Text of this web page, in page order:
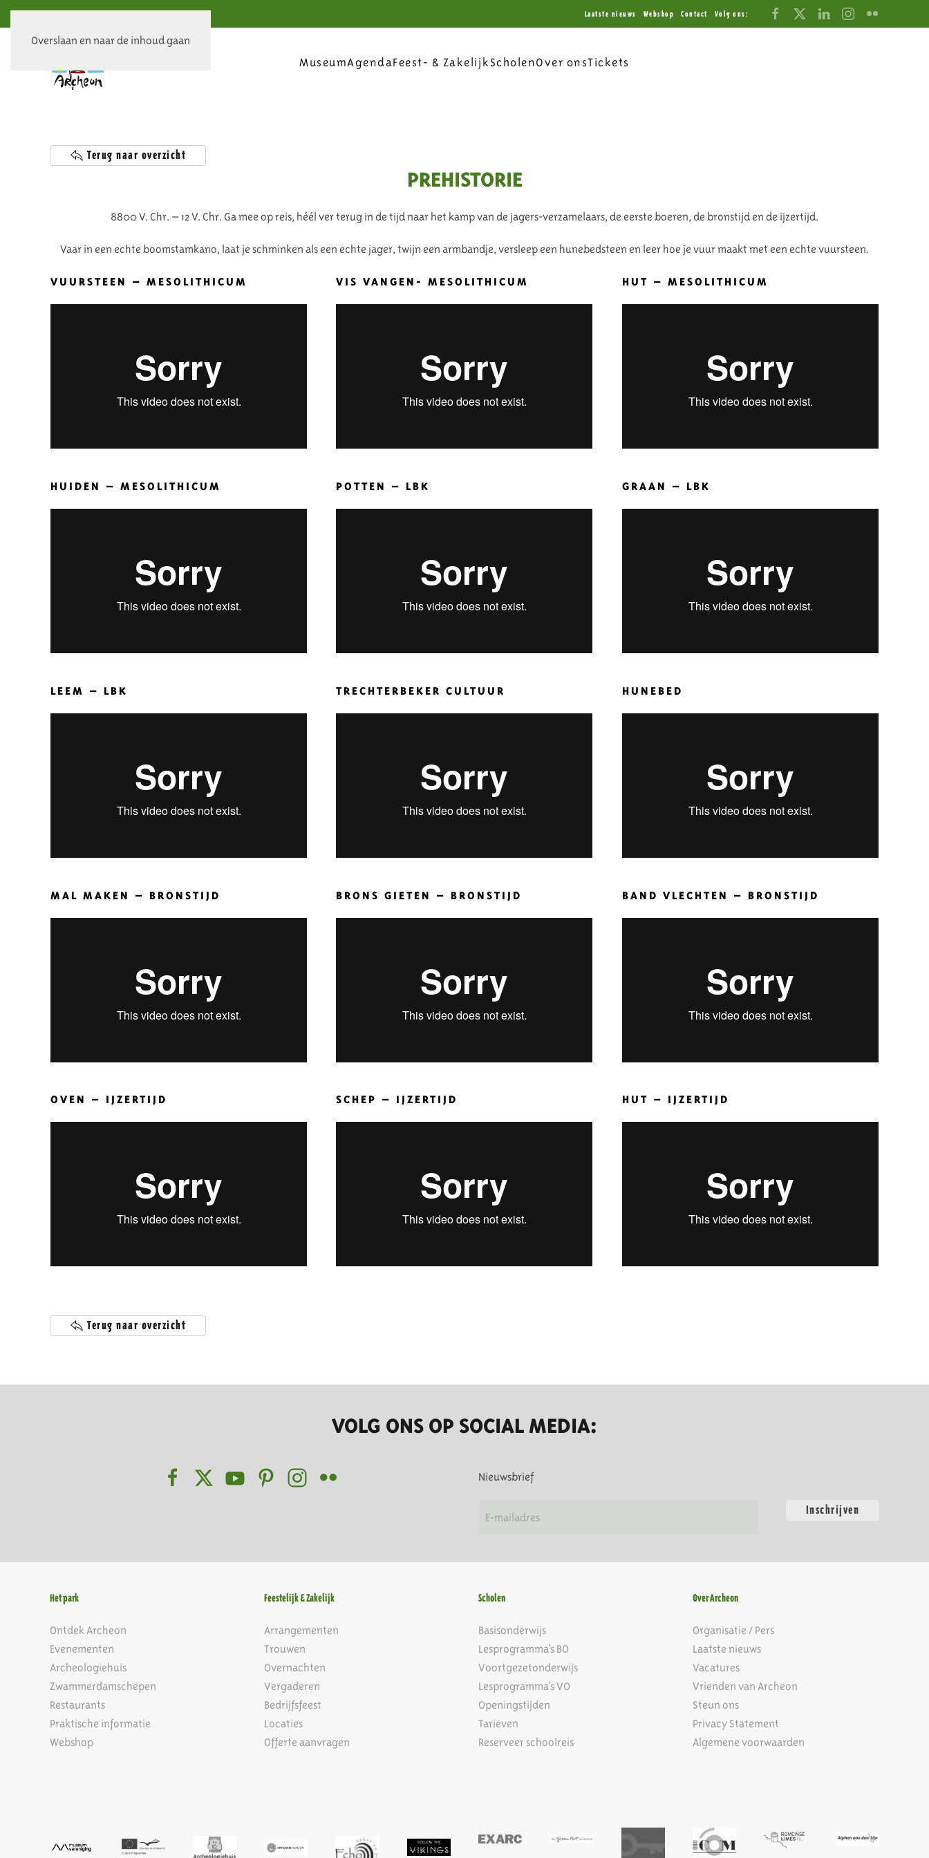
Overslaan en naar de inhoud gaan
Laatste nieuws Webshop Contact Volg ons:
MuseumAgendaFeest- & Zakelijk ScholenOver onsTickets
Terug naar overzicht
PREHISTORIE
8800 V. Chr. – 12 V. Chr. Ga mee op reis, héél ver terug in de tijd naar het kamp van de jagers-verzamelaars, de eerste boeren, de bronstijd en de ijzertijd.
Vaar in een echte boomstamkano, laat je schminken als een echte jager, twijn een armbandje, versleep een hunebedsteen en leer hoe je vuur maakt met een echte vuursteen.
VUURSTEEN – MESOLITHICUM VIS VANGEN- MESOLITHICUM HUT – MESOLITHICUM
HUIDEN – MESOLITHICUM POTTEN – LBK GRAAN – LBK
LEEM – LBK TRECHTERBEKER CULTUUR HUNEBED
MAL MAKEN – BRONSTIJD BRONS GIETEN – BRONSTIJD BAND VLECHTEN – BRONSTIJD
OVEN – IJZERTIJD SCHEP – IJZERTIJD HUT – IJZERTIJD
Terug naar overzicht
VOLG ONS OP SOCIAL MEDIA:
Nieuwsbrief
Inschrijven
Het park
Ontdek Archeon
Evenementen
Archeologiehuis
Zwammerdamschepen
Restaurants
Praktische informatie
Webshop
Feestelijk & Zakelijk
Arrangementen
Trouwen
Overnachten
Vergaderen
Bedrijfsfeest
Locaties
Offerte aanvragen
Scholen
Basisonderwijs
Lesprogramma's BO
Voortgezetonderwijs
Lesprogramma's VO
Openingstijden
Tarieven
Reserveer schoolreis
Over Archeon
Organisatie / Pers
Laatste nieuws
Vacatures
Vrienden van Archeon
Steun ons
Privacy Statement
Algemene voorwaarden